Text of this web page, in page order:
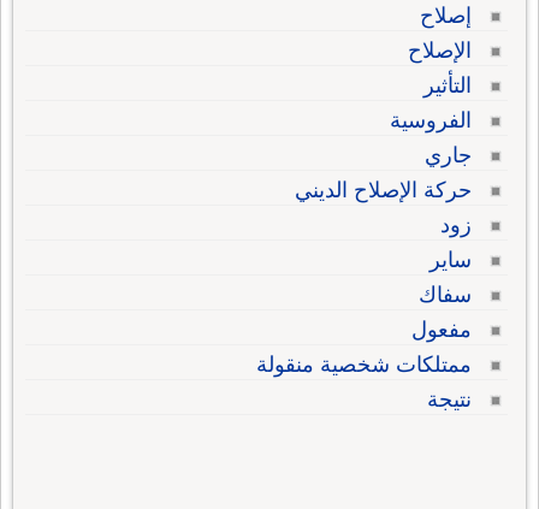
إصلاح
الإصلاح
التأثير
الفروسية
جاري
حركة الإصلاح الديني
زود
ساير
سفاك
مفعول
ممتلكات شخصية منقولة
نتيجة